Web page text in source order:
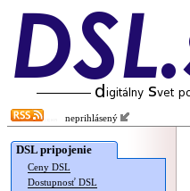
neprihlásený
DSL pripojenie
Ceny DSL
Dostupnosť DSL